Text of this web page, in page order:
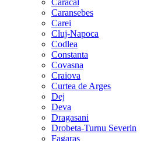
Caracal
Caransebes
Carei
Cluj-Napoca
Codlea
Constanta
Covasna
Craiova
Curtea de Arges
Dej
Deva
Dragasani
Drobeta-Turnu Severin
Fagaras